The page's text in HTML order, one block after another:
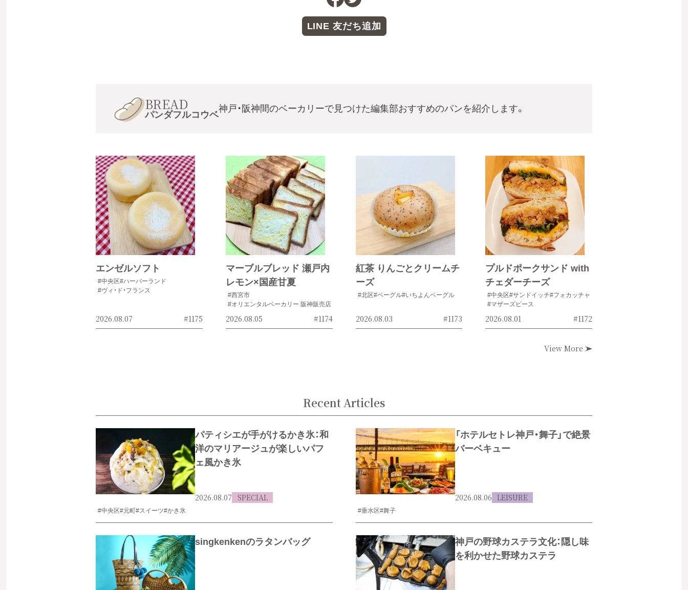
LINE 友だち追加
BREAD
パンダフルコウベ
神戸・阪神間のベーカリーで見つけた編集部おすすめのパンを紹介します。
エンゼルソフト
#中央区#ハーバーランド
#ヴィ・ド・フランス
2026.08.07 #1175
マーブルブレッド 瀬戸内
レモン×国産甘夏
#西宮市
#オリエンタルベーカリー 阪神販売店
2026.08.05 #1174
紅茶 りんごとクリームチ
ーズ
#北区#ベーグル#いちよんベーグル
2026.08.03 #1173
プルドポークサンド with
チェダーチーズ
#中央区#サンドイッチ#フォカッチャ
#マザーズピース
2026.08.01 #1172
View More
Recent Articles
パティシエが手がけるかき氷：和
洋のマリアージュが楽しいパフ
ェ風かき氷
2026.08.07 SPECIAL
#中央区#元町#スイーツ#かき氷
「ホテルセトレ神戸・舞子」で絶景
バーベキュー
2026.08.06 LEISURE
#垂水区#舞子
singkenkenのラタンバッグ
神戸の野球カステラ文化：隠し味
を利かせた野球カステラ